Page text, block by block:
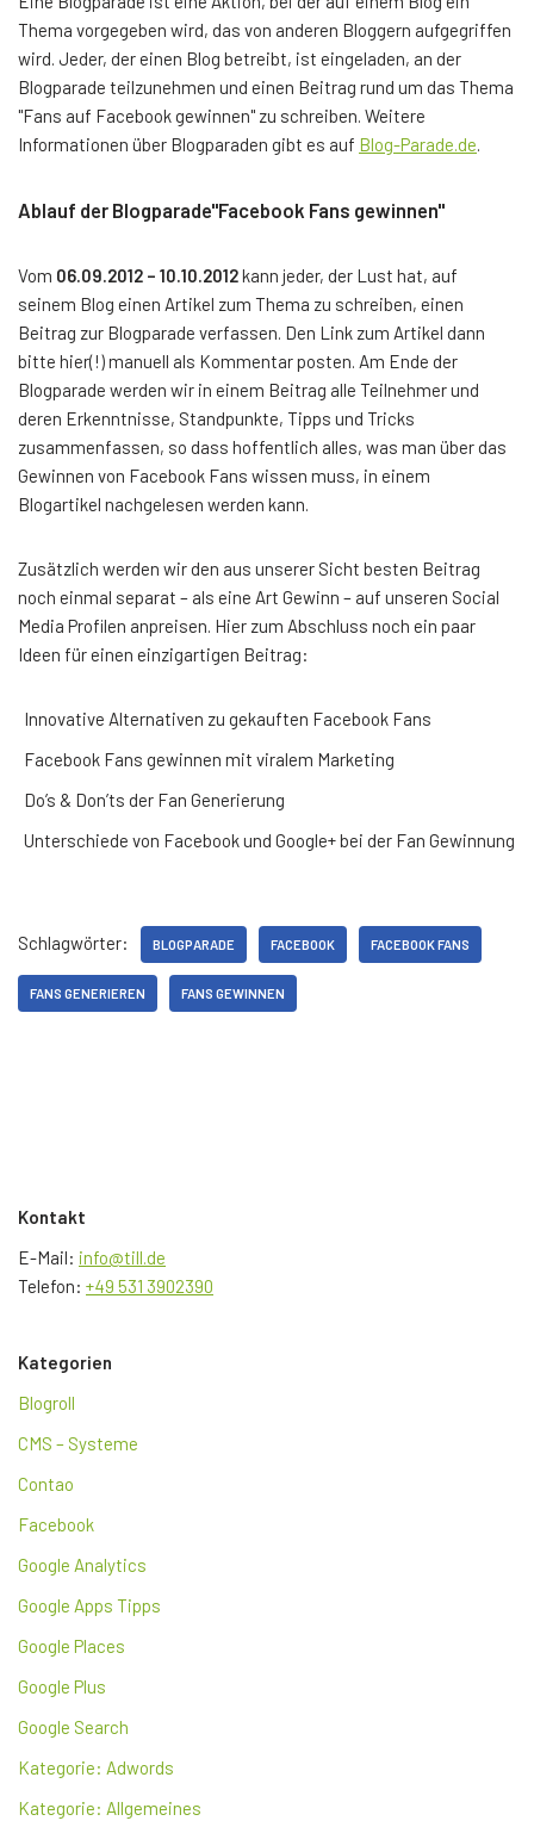
Thema vorgegeben wird, das von anderen Bloggern aufgegriffen
wird. Jeder, der einen Blog betreibt, ist eingeladen, an der
Blogparade teilzunehmen und einen Beitrag rund um das Thema
"Fans auf Facebook gewinnen" zu schreiben. Weitere
Informationen über Blogparaden gibt es auf Blog-Parade.de.
Ablauf der Blogparade"Facebook Fans gewinnen"
Vom 06.09.2012 – 10.10.2012kann jeder, der Lust hat, auf
seinem Blog einen Artikel zum Thema zu schreiben, einen
Beitrag zur Blogparade verfassen. Den Link zum Artikel dann
bitte hier(!) manuell als Kommentar posten. Am Ende der
Blogparade werden wir in einem Beitrag alle Teilnehmer und
deren Erkenntnisse, Standpunkte, Tipps und Tricks
zusammenfassen, so dass hoffentlich alles, was man über das
Gewinnen von Facebook Fans wissen muss, in einem
Blogartikel nachgelesen werden kann.
Zusätzlich werden wir den aus unserer Sicht besten Beitrag
noch einmal separat – als eine Art Gewinn – auf unseren Social
Media Profilen anpreisen. Hier zum Abschluss noch ein paar
Ideen für einen einzigartigen Beitrag:
Innovative Alternativen zu gekauften Facebook Fans
Facebook Fans gewinnen mit viralem Marketing
Do’s & Don’ts der Fan Generierung
Unterschiede von Facebook und Google+ bei der Fan Gewinnung
Schlagwörter: BLOGPARADE FACEBOOK FACEBOOK FANS
FANS GENERIEREN FANS GEWINNEN
Kontakt
E-Mail: info@till.de
Telefon: +49 531 3902390
Kategorien
Blogroll
CMS – Systeme
Contao
Facebook
Google Analytics
Google Apps Tipps
Google Places
Google Plus
Google Search
Kategorie: Adwords
Kategorie: Allgemeines